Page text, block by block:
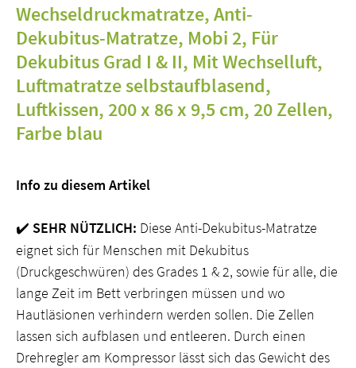
Wechseldruckmatratze, Anti-
Dekubitus-Matratze, Mobi 2, Für
Dekubitus Grad I & II, Mit Wechselluft,
Luftmatratze selbstaufblasend,
Luftkissen, 200 x 86 x 9,5 cm, 20 Zellen,
Farbe blau
Info zu diesem Artikel
✔️ SEHR NÜTZLICH: Diese Anti-Dekubitus-Matratze
eignet sich für Menschen mit Dekubitus
(Druckgeschwüren) des Grades 1 & 2, sowie für alle, die
lange Zeit im Bett verbringen müssen und wo
Hautläsionen verhindern werden sollen. Die Zellen
lassen sich aufblasen und entleeren. Durch einen
Drehregler am Kompressor lässt sich das Gewicht des